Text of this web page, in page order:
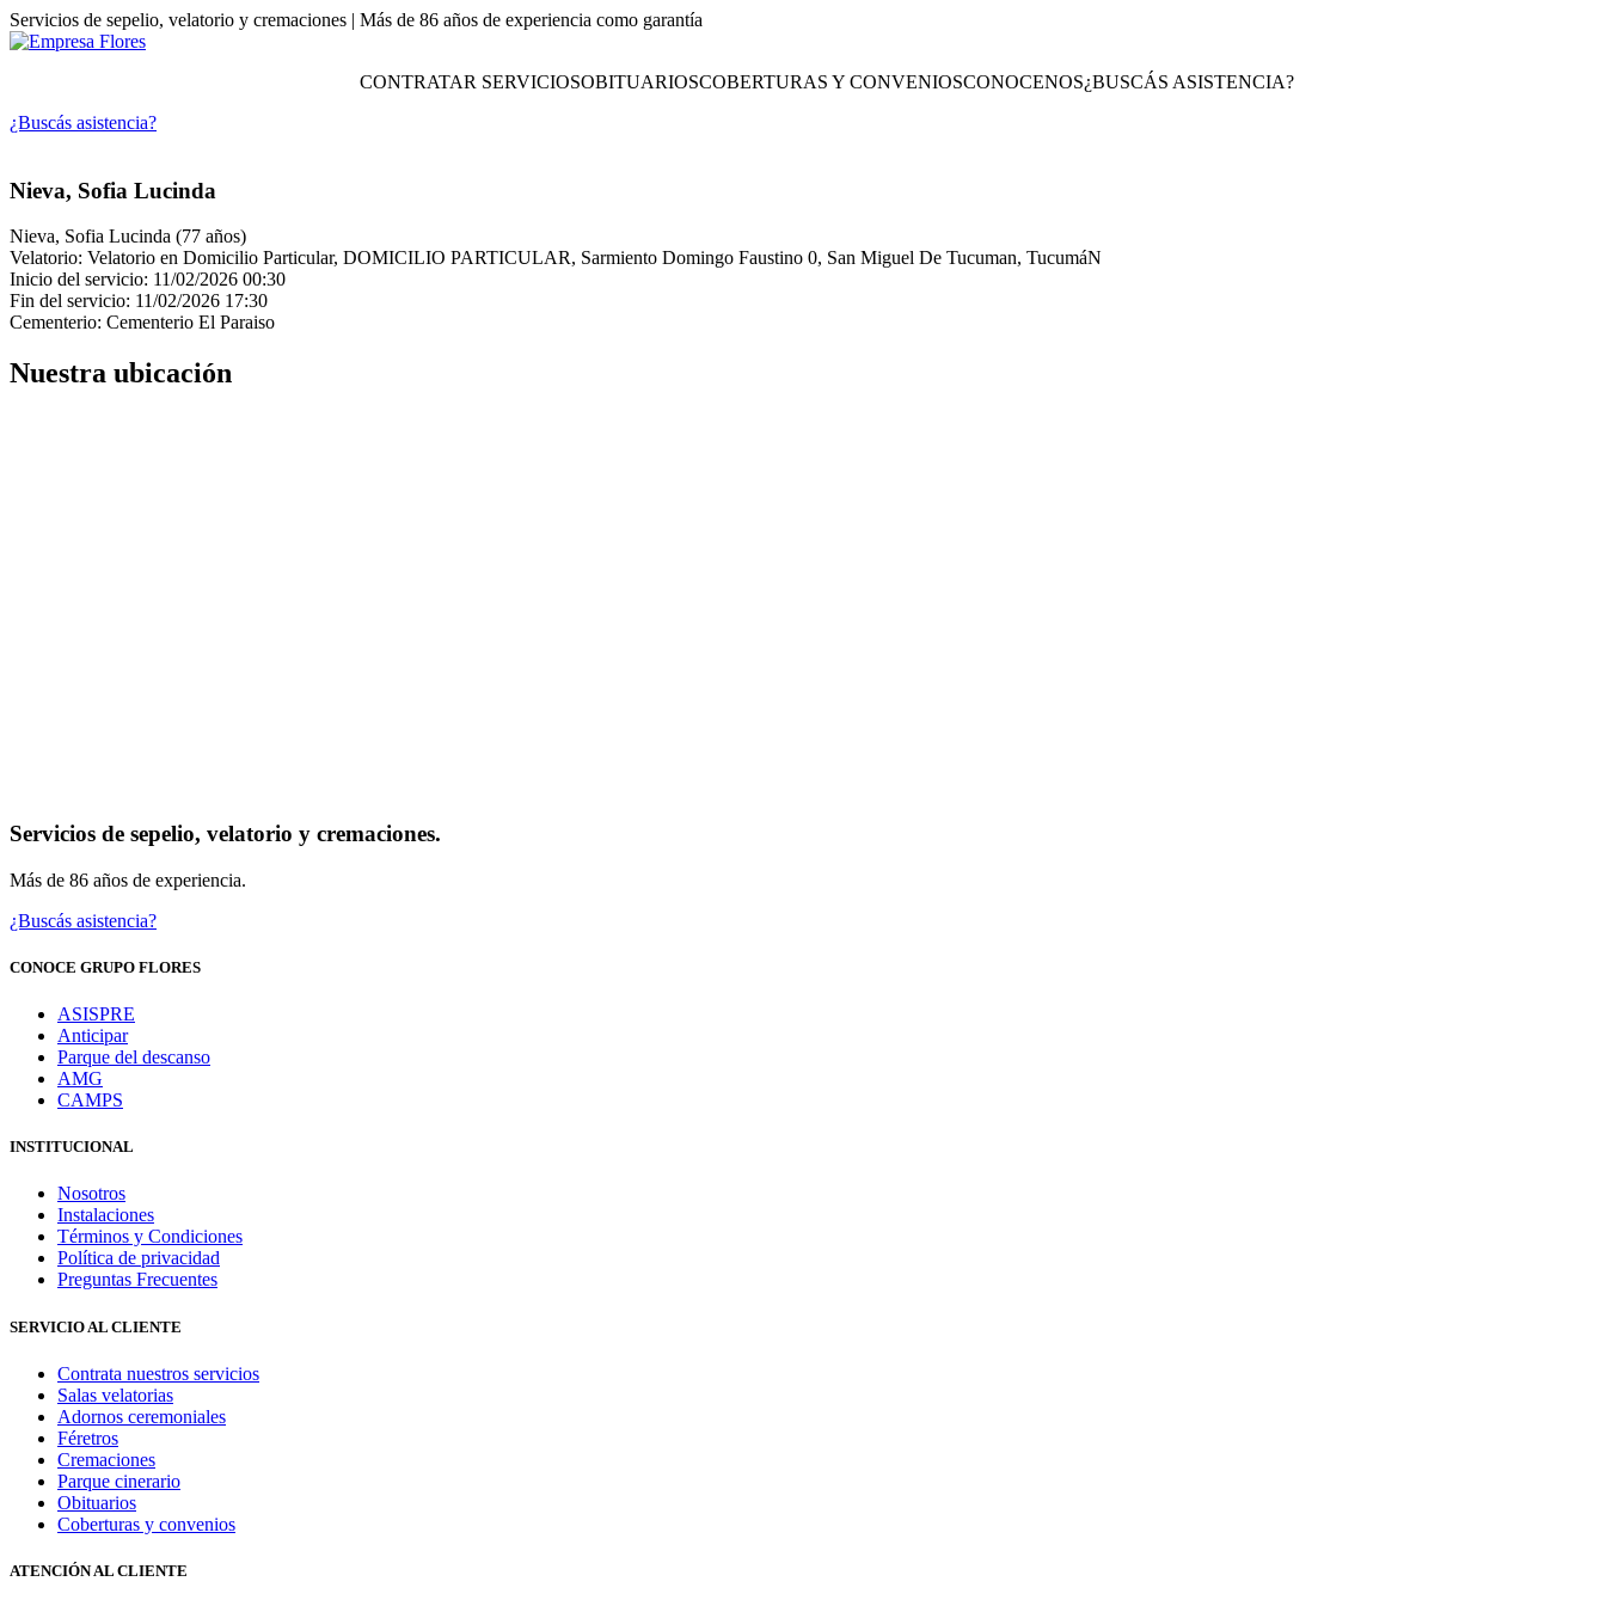
Servicios de sepelio, velatorio y cremaciones | Más de 86 años de experiencia como garantía
CONTRATAR SERVICIOSOBITUARIOSCOBERTURAS Y CONVENIOSCONOCENOS¿BUSCÁS ASISTENCIA?
¿Buscás asistencia?
Nieva, Sofia Lucinda
Nieva, Sofia Lucinda (77 años)
Velatorio: Velatorio en Domicilio Particular, DOMICILIO PARTICULAR, Sarmiento Domingo Faustino 0, San Miguel De Tucuman, TucumáN
Inicio del servicio: 11/02/2026 00:30
Fin del servicio: 11/02/2026 17:30
Cementerio: Cementerio El Paraiso
Nuestra ubicación
Servicios de sepelio, velatorio y cremaciones.
Más de 86 años de experiencia.
¿Buscás asistencia?
CONOCE GRUPO FLORES
ASISPRE
Anticipar
Parque del descanso
AMG
CAMPS
INSTITUCIONAL
Nosotros
Instalaciones
Términos y Condiciones
Política de privacidad
Preguntas Frecuentes
SERVICIO AL CLIENTE
Contrata nuestros servicios
Salas velatorias
Adornos ceremoniales
Féretros
Cremaciones
Parque cinerario
Obituarios
Coberturas y convenios
ATENCIÓN AL CLIENTE